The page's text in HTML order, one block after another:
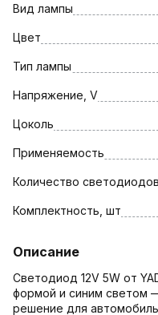
Вид лампы
Цвет
Тип лампы
Напряжение, V
Цоколь
Применяемость
Количество
Комплектность, шт
Описание
Светодиод 12V 5W от
формой и синим светом
решение для